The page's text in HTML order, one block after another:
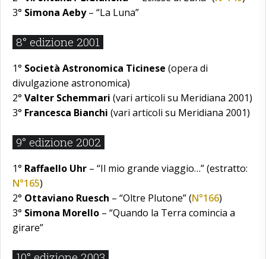
3° Simona Aeby– “La Luna”
8° edizione 2001
1° Società Astronomica Ticinese (opera di
divulgazione astronomica)
2° Valter Schemmari (vari articoli su Meridiana 2001)
3° Francesca Bianchi (vari articoli su Meridiana 2001)
9° edizione 2002
1° Raffaello Uhr – “Il mio grande viaggio…” (estratto:
N°165)
2° Ottaviano Ruesch – “Oltre Plutone” (N°166)
3° Simona Morello – “Quando la Terra comincia a
girare”